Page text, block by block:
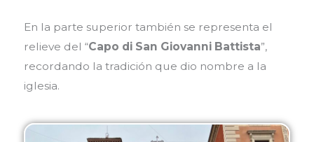
En la parte superior también se representa el
relieve del “Capo di San Giovanni Battista”,
recordando la tradición que dio nombre a la
iglesia.